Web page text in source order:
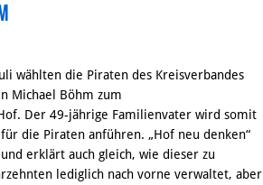
Google
Plus
wählten die Piraten des Kreisverbandes
Michael Böhm zum
Der 49-jährige Familienvater wird somit
die Piraten anführen. „Hof neu denken“
erklärt auch gleich, wie dieser zu
lediglich nach vorne verwaltet, aber